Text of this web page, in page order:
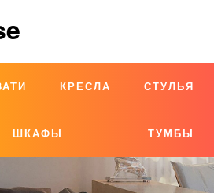
КРЕСЛА СТУЛЬЯ
ШКАФЫ ТУМБЫ